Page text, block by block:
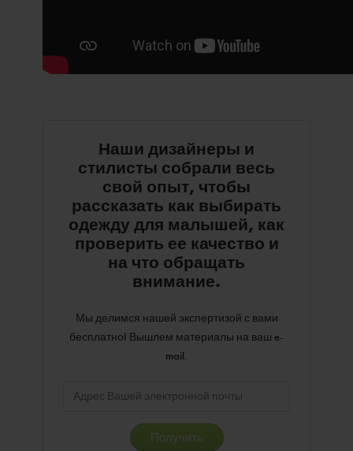
Наши дизайнеры и
стилисты собрали весь
свой опыт, чтобы
рассказать как выбирать
одежду для малышей, как
проверить ее качество и
на что обращать
внимание.
Мы делимся нашей экспертизой с вами
бесплатно! Вышлем материалы на ваш e-
mail.